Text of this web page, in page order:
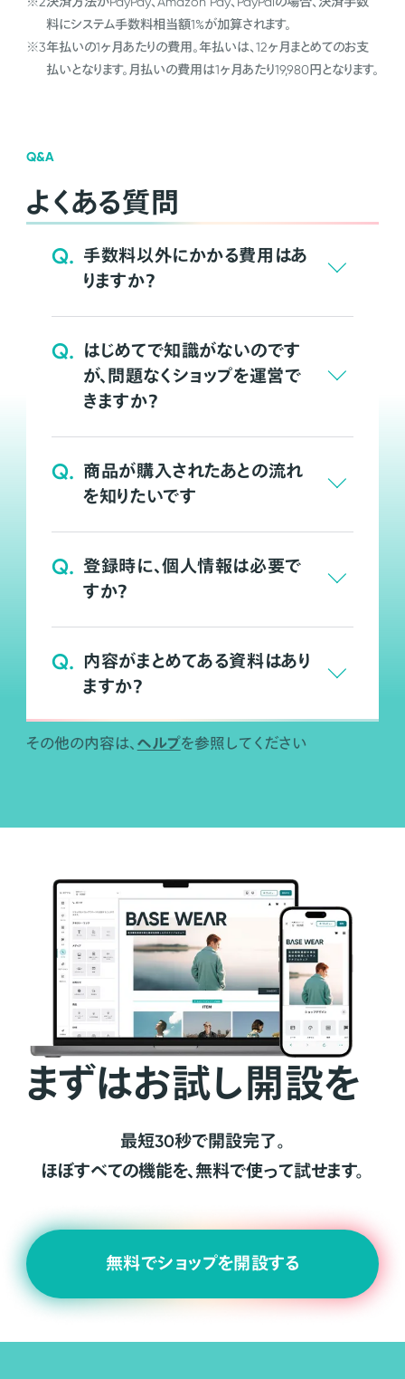
料にシステム手数料相当額1%が加算されます。
※3年払いの1ヶ月あたりの費用。年払いは、12ヶ月まとめてのお支
払いとなります。月払いの費用は1ヶ月あたり19,980円となります。
Q&A
よくある質問
Q. 手数料以外にかかる費用はあ
りますか？
Q. はじめてで知識がないのです
が、問題なくショップを運営で
きますか？
Q. 商品が購入されたあとの流れ
を知りたいです
Q. 登録時に、個人情報は必要で
すか？
Q. 内容がまとめてある資料はあり
ますか？
その他の内容は、 ヘルプを参照してください
まずはお試し開設を
最短30秒で開設完了。
ほぼすべての機能を、無料で使って試せます。
無料でショップを開設する